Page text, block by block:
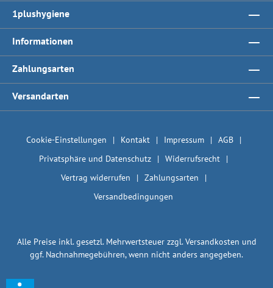
1plushygiene
Informationen
Zahlungsarten
Versandarten
Cookie-Einstellungen Kontakt Impressum
AGB
Privatsphäre und Datenschutz
Widerrufsrecht
Vertrag widerrufen
Zahlungsarten
Versandbedingungen
Alle Preise inkl. gesetzl. Mehrwertsteuer zzgl.Versandkosten und
ggf. Nachnahmegebühren, wenn nicht anders angegeben.